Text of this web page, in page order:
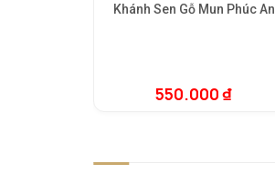
Khánh Sen Gỗ Mun Phúc An
550.000₫